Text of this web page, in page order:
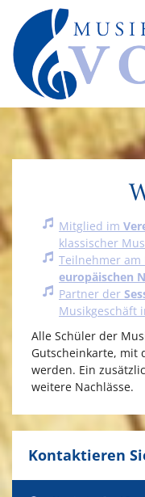
Mitglied im
klassischer
Teilnehmer am
europäischen
Partner der
Musikgeschäft
Alle Schüler der
Gutscheinkarte, mit
werden. Ein
weitere Nachlässe.
Kontaktieren